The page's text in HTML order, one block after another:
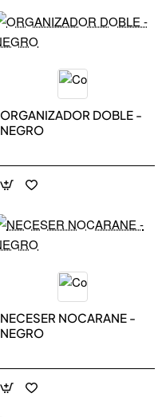
ORGANIZADOR DOBLE -
NEGRO
NECESER NOCARANE -
NEGRO